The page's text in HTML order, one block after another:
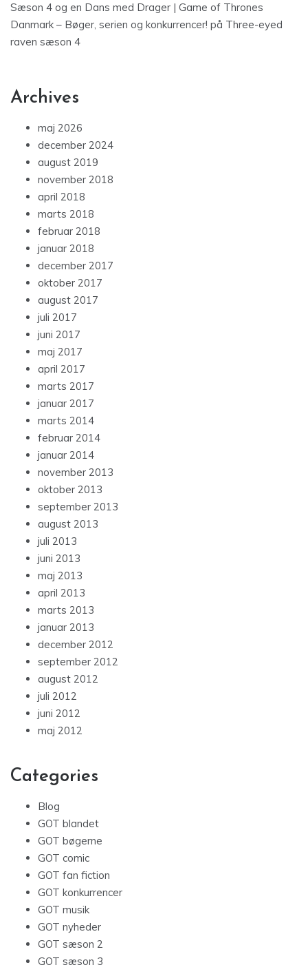
Sæson 4 og en Dans med Drager | Game of Thrones
Danmark – Bøger, serien og konkurrencer! på Three-eyed
raven sæson 4
Archives
maj 2026
december 2024
august 2019
november 2018
april 2018
marts 2018
februar 2018
januar 2018
december 2017
oktober 2017
august 2017
juli 2017
juni 2017
maj 2017
april 2017
marts 2017
januar 2017
marts 2014
februar 2014
januar 2014
november 2013
oktober 2013
september 2013
august 2013
juli 2013
juni 2013
maj 2013
april 2013
marts 2013
januar 2013
december 2012
september 2012
august 2012
juli 2012
juni 2012
maj 2012
Categories
Blog
GOT blandet
GOT bøgerne
GOT comic
GOT fan fiction
GOT konkurrencer
GOT musik
GOT nyheder
GOT sæson 2
GOT sæson 3